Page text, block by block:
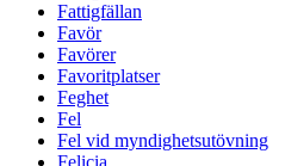
Fattigfällan
Favör
Favörer
Favoritplatser
Feghet
Fel
Fel vid myndighetsutövning
Felicia